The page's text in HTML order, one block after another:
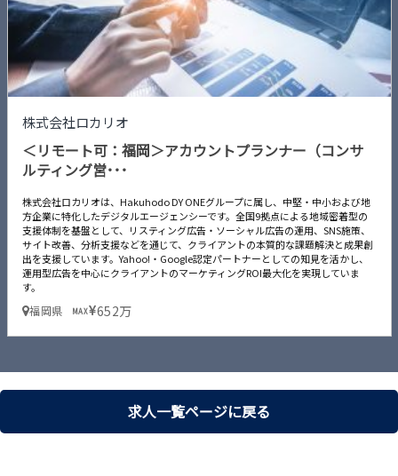
株式会社ロカリオ
＜リモート可：福岡＞アカウントプランナー（コンサ
ルティング営･･･
株式会社ロカリオは、Hakuhodo DY ONEグループに属し、中堅・中小および地
方企業に特化したデジタルエージェンシーです。全国9拠点による地域密着型の
支援体制を基盤として、リスティング広告・ソーシャル広告の運用、SNS施策、
サイト改善、分析支援などを通じて、クライアントの本質的な課題解決と成果創
出を支援しています。Yahoo!・Google認定パートナーとしての知見を活かし、
運用型広告を中心にクライアントのマーケティングROI最大化を実現していま
す。
福岡県 MAX 652万
求人一覧ページに戻る